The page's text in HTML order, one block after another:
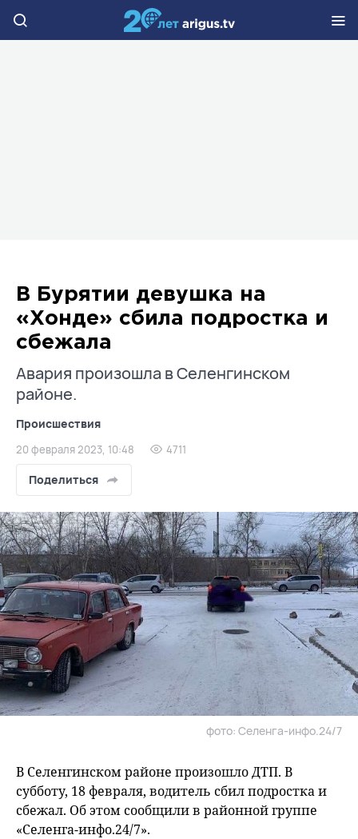
В Бурятии девушка на
«Хонде» сбила подростка и
сбежала
Авария произошла в Селенгинском
районе.
Происшествия
20 февраля 2023, 10:48 4711
Поделиться
фото: Селенга-инфо.24/7
В Селенгинском районе произошло ДТП. В
субботу, 18 февраля, водитель сбил подростка и
сбежал. Об этом сообщили в районной группе
«Селенга-инфо.24/7».